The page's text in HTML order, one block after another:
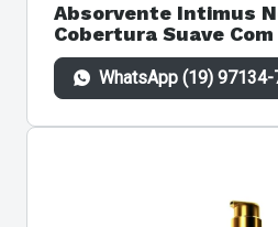
Absorvente Intimus
Cobertura Suave
unidades
WhatsApp (19)